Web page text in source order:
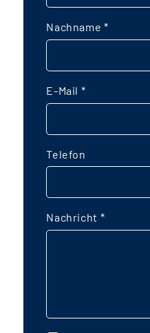
Nachname*
E-Mail *
Telefon
Nachricht *